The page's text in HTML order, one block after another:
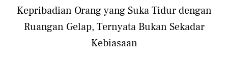
Kepribadian Orang yang Suka Tidur dengan
Ruangan Gelap, Ternyata Bukan Sekadar
Kebiasaan